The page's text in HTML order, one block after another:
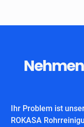
Ihr Problem ist
ROKASA